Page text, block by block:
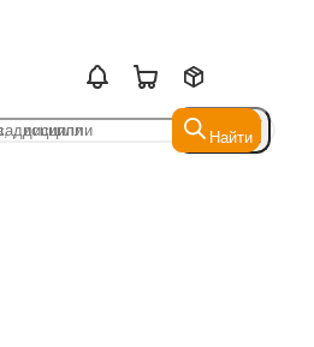
Найти
Найти